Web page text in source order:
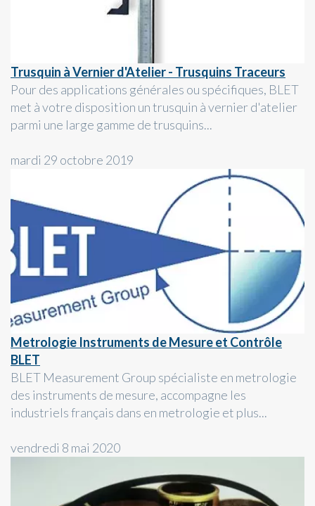
Trusquin à Vernier d'Atelier - Trusquins Traceurs
Pour des applications générales ou spécifiques, BLET
met à votre disposition un trusquin à vernier d'atelier
parmi une large gamme de trusquins...
mardi 29 octobre 2019
Metrologie Instruments de Mesure et Contrôle
BLET
BLET Measurement Group spécialiste en metrologie
des instruments de mesure, accompagne les
industriels français dans en metrologie et plus...
vendredi 8 mai 2020